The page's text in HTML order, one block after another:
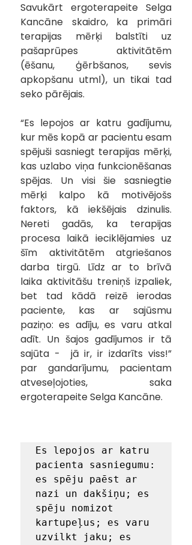
Savukārt ergoterapeite Selga
Kancāne skaidro, ka primāri
terapijas mērķi balstīti uz
pašaprūpes aktivitātēm
(ēšanu, ģērbšanos, sevis
apkopšanu utml), un tikai tad
seko pārējais.
“Es lepojos ar katru gadījumu,
kur mēs kopā ar pacientu esam
spējuši sasniegt terapijas mērķi,
kas uzlabo viņa funkcionēšanas
spējas. Un visi šie sasniegtie
mērķi kalpo kā motivējošs
faktors, kā iekšējais dzinulis.
Nereti gadās, ka terapijas
procesa laikā ieciklējamies uz
šīm aktivitātēm atgriešanos
darba tirgū. Līdz ar to brīvā
laika aktivitāšu treniņš izpaliek,
bet tad kādā reizē ierodas
paciente, kas ar sajūsmu
paziņo: es adīju, es varu atkal
adīt. Un šajos gadījumos ir tā
sajūta -  jā ir, ir izdarīts viss!”
par gandarījumu, pacientam
atveseļojoties, saka
ergoterapeite Selga Kancāne.
Es lepojos ar katru
pacienta sasniegumu:
es spēju paēst ar
nazi un dakšiņu; es
spēju nomizot
kartupeļus; es varu
uzvilkt jaku; es